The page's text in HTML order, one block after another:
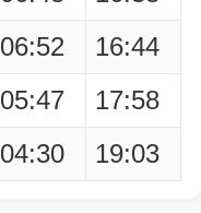
06:52
16:44
05:47
17:58
04:30 19:03